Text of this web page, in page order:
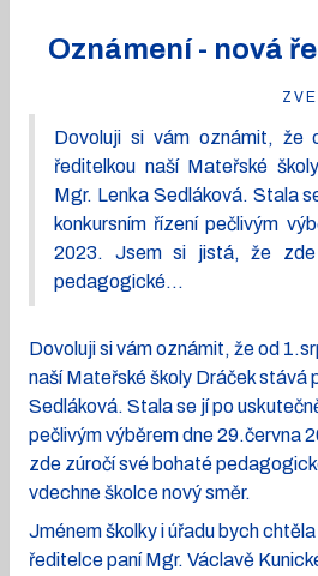
Oznámení - nová
Dovoluji si vám oznámit, že
ředitelkou naší Mateřské
Mgr. Lenka Sedláková. Stala
konkursním řízení pečlivým
2023. Jsem si jistá, že
pedagogické...
Dovoluji si vám oznámit, že od
naší Mateřské školy Dráček stává
Sedláková. Stala se jí po
pečlivým výběrem dne 29.června
zde zúročí své bohaté
vdechne školce nový směr.
Jménem školky i úřadu bych
ředitelce paní Mgr. Václavě